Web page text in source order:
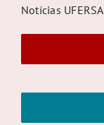
Notícias UFERSA